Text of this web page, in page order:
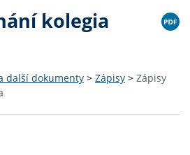
kolegia
další dokumenty > Zápisy > Zápisy